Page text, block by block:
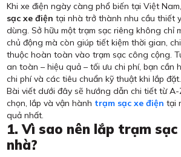
Khi xe điện ngày càng phổ biến tại Việt
sạc xe điện tại nhà trở thành nhu cầu thiết
dùng. Sở hữu một trạm sạc riêng không chỉ
chủ động mà còn giúp tiết kiệm thời gian,
thuộc hoàn toàn vào trạm sạc công cộng.
an toàn – hiệu quả – tối ưu chi phí, bạn cần
chi phí và các tiêu chuẩn kỹ thuật khi lắp đặt.
Bài viết dưới đây sẽ hướng dẫn chi tiết từ
chọn, lắp và vận hành trạm sạc xe điện tại
quả nhất.
1. Vì sao nên lắp trạm
nhà?